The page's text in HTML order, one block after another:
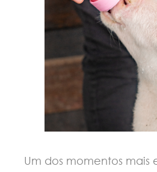
Um dos momentos mais